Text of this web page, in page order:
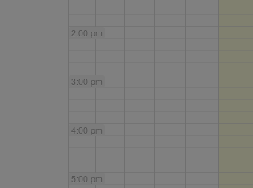
2:00 pm
3:00 pm
4:00 pm
5:00 pm